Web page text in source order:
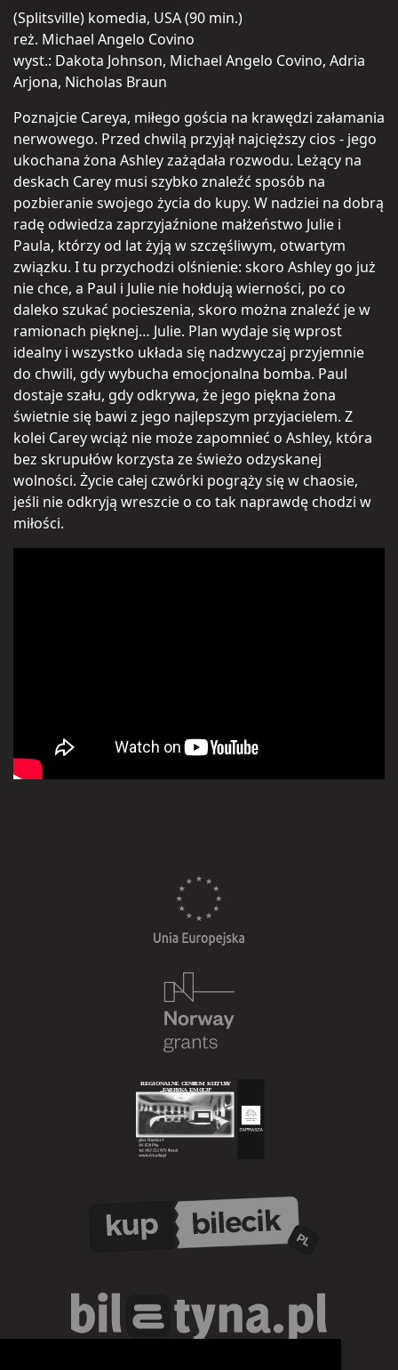
(Splitsville) komedia, USA (90 min.)
reż. Michael Angelo Covino
wyst.: Dakota Johnson, Michael Angelo Covino, Adria
Arjona, Nicholas Braun
Poznajcie Careya, miłego gościa na krawędzi załamania
nerwowego. Przed chwilą przyjął najcięższy cios - jego
ukochana żona Ashley zażądała rozwodu. Leżący na
deskach Carey musi szybko znaleźć sposób na
pozbieranie swojego życia do kupy. W nadziei na dobrą
radę odwiedza zaprzyjaźnione małżeństwo Julie i
Paula, którzy od lat żyją w szczęśliwym, otwartym
związku. I tu przychodzi olśnienie: skoro Ashley go już
nie chce, a Paul i Julie nie hołdują wierności, po co
daleko szukać pocieszenia, skoro można znaleźć je w
ramionach pięknej… Julie. Plan wydaje się wprost
idealny i wszystko układa się nadzwyczaj przyjemnie
do chwili, gdy wybucha emocjonalna bomba. Paul
dostaje szału, gdy odkrywa, że jego piękna żona
świetnie się bawi z jego najlepszym przyjacielem. Z
kolei Carey wciąż nie może zapomnieć o Ashley, która
bez skrupułów korzysta ze świeżo odzyskanej
wolności. Życie całej czwórki pogrąży się w chaosie,
jeśli nie odkryją wreszcie o co tak naprawdę chodzi w
miłości.